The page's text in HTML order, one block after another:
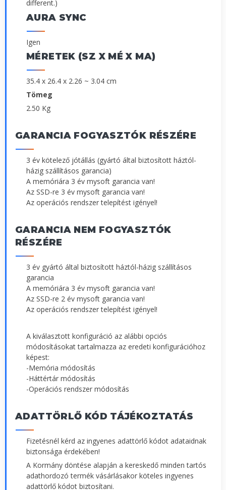
different.)
AURA SYNC
Igen
MÉRETEK (SZ X MÉ X MA)
35.4 x 26.4 x 2.26 ~ 3.04 cm
Tömeg
2.50 Kg
GARANCIA FOGYASZTÓK RÉSZÉRE
3 év kötelező jótállás (gyártó által biztosított háztól-
házig szállításos garancia)
A memóriára 3 év mysoft garancia van!
Az SSD-re 3 év mysoft garancia van!
Az operációs rendszer telepítést igényel!
GARANCIA NEM FOGYASZTÓK
RÉSZÉRE
3 év gyártó által biztosított háztól-házig szállításos
garancia
A memóriára 3 év mysoft garancia van!
Az SSD-re 2 év mysoft garancia van!
Az operációs rendszer telepítést igényel!
A kiválasztott konfiguráció az alábbi opciós
módosításokat tartalmazza az eredeti konfigurációhoz
képest:
-Memória módosítás
-Háttértár módosítás
-Operációs rendszer módosítás
ADATTÖRLŐ KÓD TÁJÉKOZTATÁS
Fizetésnél kérd az ingyenes adattörlő kódot adataidnak
biztonsága érdekében!
A Kormány döntése alapján a kereskedő minden tartós
adathordozó termék vásárlásakor köteles ingyenes
adattörlő kódot biztosítani.